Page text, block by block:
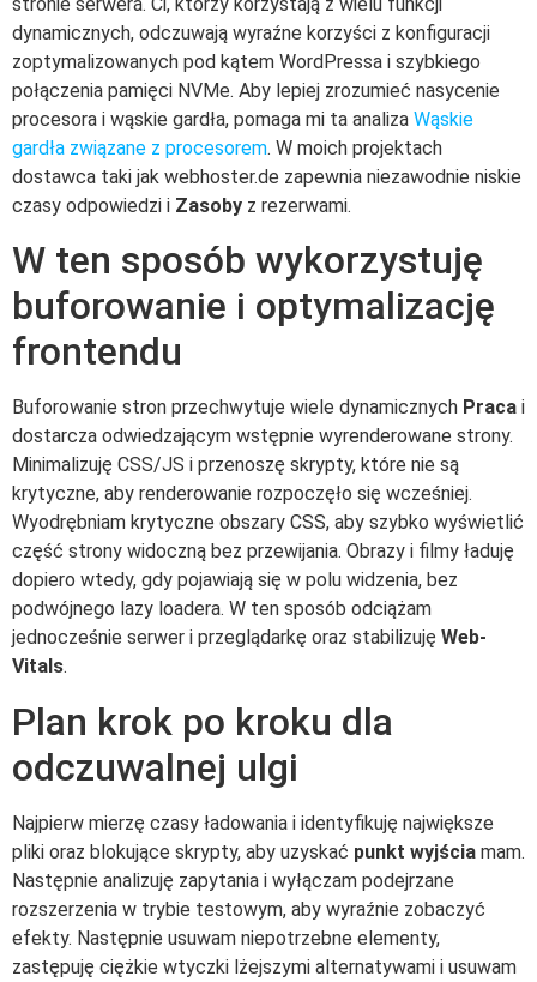
dynamicznych, odczuwają wyraźne korzyści z konfiguracji
zoptymalizowanych pod kątem WordPressa i szybkiego
połączenia pamięci NVMe. Aby lepiej zrozumieć nasycenie
procesora i wąskie gardła, pomaga mi ta analiza Wąskie
gardła związane z procesorem. W moich projektach
dostawca taki jak webhoster.de zapewnia niezawodnie niskie
czasy odpowiedzi i Zasoby z rezerwami.
W ten sposób wykorzystuję
buforowanie i optymalizację
frontendu
Buforowanie stron przechwytuje wiele dynamicznych Praca i
dostarcza odwiedzającym wstępnie wyrenderowane strony.
Minimalizuję CSS/JS i przenoszę skrypty, które nie są
krytyczne, aby renderowanie rozpoczęło się wcześniej.
Wyodrębniam krytyczne obszary CSS, aby szybko wyświetlić
część strony widoczną bez przewijania. Obrazy i filmy ładuję
dopiero wtedy, gdy pojawiają się w polu widzenia, bez
podwójnego lazy loadera. W ten sposób odciążam
jednocześnie serwer i przeglądarkę oraz stabilizuję Web-
Vitals.
Plan krok po kroku dla
odczuwalnej ulgi
Najpierw mierzę czasy ładowania i identyfikuję największe
pliki oraz blokujące skrypty, aby uzyskać punkt wyjścia mam.
Następnie analizuję zapytania i wyłączam podejrzane
rozszerzenia w trybie testowym, aby wyraźnie zobaczyć
efekty. Następnie usuwam niepotrzebne elementy,
zastępuję ciężkie wtyczki lżejszymi alternatywami i usuwam